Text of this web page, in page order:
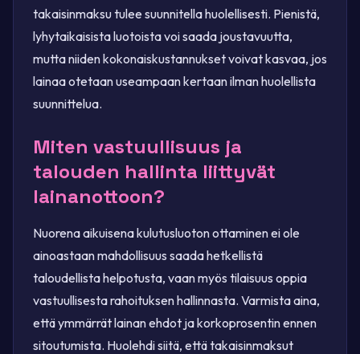
takaisinmaksu tulee suunnitella huolellisesti. Pienistä,
lyhytaikaisista luotoista voi saada joustavuutta,
mutta niiden kokonaiskustannukset voivat kasvaa, jos
lainaa otetaan useampaan kertaan ilman huolellista
suunnittelua.
Miten vastuullisuus ja
talouden hallinta liittyvät
lainanottoon?
Nuorena aikuisena kulutusluoton ottaminen ei ole
ainoastaan mahdollisuus saada hetkellistä
taloudellista helpotusta, vaan myös tilaisuus oppia
vastuullisesta rahoituksen hallinnasta. Varmista aina,
että ymmärrät lainan ehdot ja korkoprosentin ennen
sitoutumista. Huolehdi siitä, että takaisinmaksut